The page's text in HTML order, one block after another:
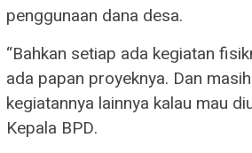
penggunaan dana desa.
“Bahkan setiap ada kegiatan
ada papan proyeknya. Dan
kegiatannya lainnya kalau mau
Kepala BPD.